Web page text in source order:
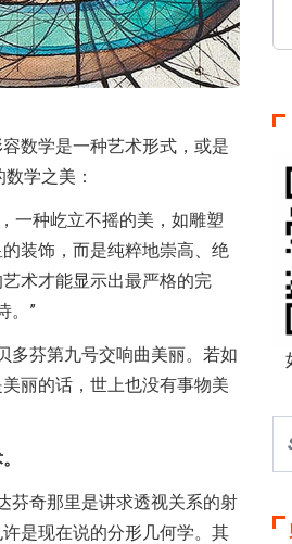
数学是一种艺术形式，或是
学之美：
一种屹立不摇的美，如雕塑
装饰，而是纯粹地崇高、绝
术才能显示出最严格的完
。”
多芬第九号交响曲美丽。若如
丽的话，世上也没有事物美
芬奇那里是讲求透视关系的射
是现在说的分形几何学。其